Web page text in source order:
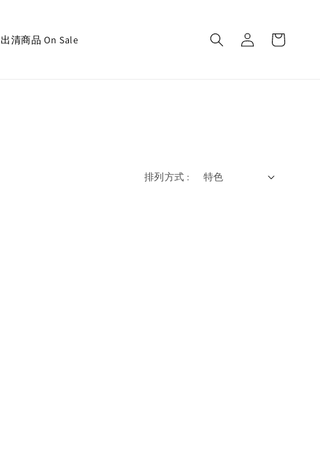
出清商品 On Sale
排列方式 :